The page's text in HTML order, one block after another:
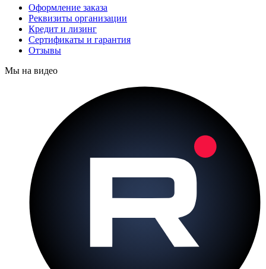
Оформление заказа
Реквизиты организации
Кредит и лизинг
Сертификаты и гарантия
Отзывы
Мы на видео